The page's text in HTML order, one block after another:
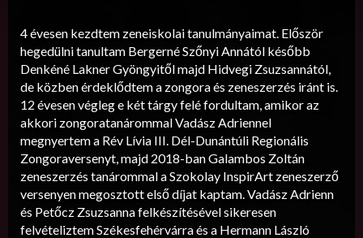
4 évesen kezdtem zeneiskolai tanulmányaimat. Először
hegedülni tanultam Bergerné Szőnyi Annától később
Denkéné Lakner Gyöngyitől majd Hidvegi Zsuzsannától,
de közben érdeklődtem a zongora és zeneszerzés iránt is.
12 évesen végleg e két tárgy felé fordultam, amikor az
akkori zongoratanárommal Vadász Adriennel
megnyertem a Rév Lívia III. Dél-Dunántúli Regionális
Zongoraversenyt, majd 2018-ban Galambos Zoltán
zeneszerzés tanárommal a Szokolay InspirArt zeneszerző
versenyen megosztott első díjat kaptam. Vadász Adrienn
és Petőcz Zsuzsanna felkészítésével sikeresen
felvételiztem Székesfehérvárra és a Hermann László